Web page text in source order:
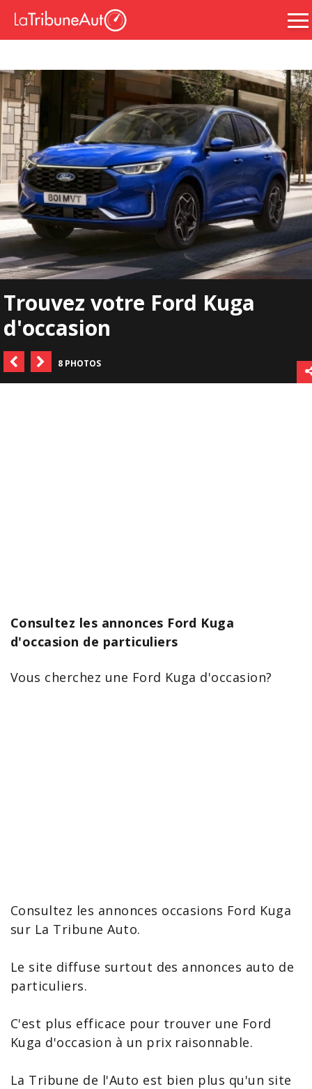
Trouvez votre Ford Kuga
d'occasion
8 PHOTOS
Consultez les annonces Ford Kuga
d'occasion de particuliers
Vous cherchez une Ford Kuga d'occasion?
Consultez les annonces occasions Ford Kuga
sur La Tribune Auto.
Le site diffuse surtout des annonces auto de
particuliers.
C'est plus efficace pour trouver une Ford
Kuga d'occasion à un prix raisonnable.
La Tribune de l'Auto est bien plus qu'un site